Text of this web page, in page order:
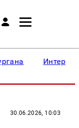
30.06.2026, 10:03